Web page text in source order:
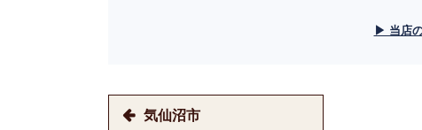
▶ 当店
気仙沼市